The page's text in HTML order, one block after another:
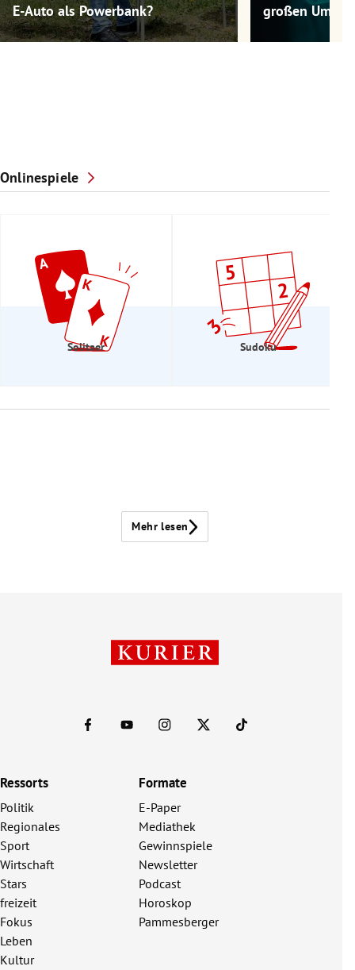
E-Auto als Powerbank?
großen
Onlinespiele
Solitaer Sudoku
Mehr lesen
Ressorts
Politik
Regionales
Sport
Wirtschaft
Stars
freizeit
Fokus
Leben
Kultur
Formate
E-Paper
Mediathek
Gewinnspiele
Newsletter
Podcast
Horoskop
Pammesberger